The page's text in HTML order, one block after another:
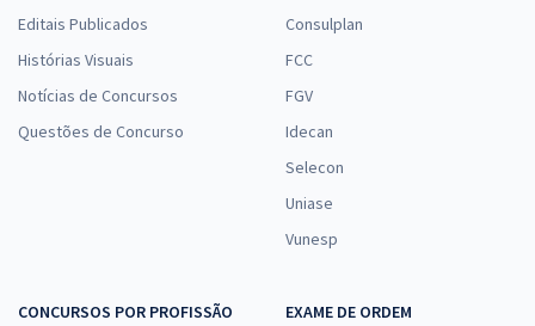
Editais Publicados
Histórias Visuais
Notícias de Concursos
Questões de Concurso
Consulplan
FCC
FGV
Idecan
Selecon
Uniase
Vunesp
CONCURSOS POR PROFISSÃO
EXAME DE ORDEM